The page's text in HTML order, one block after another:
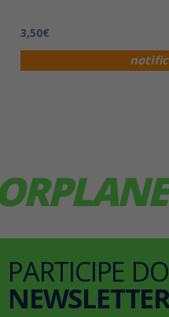
3,50€
PARTICIPE